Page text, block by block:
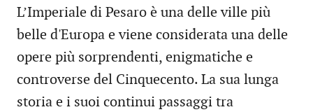
L’Imperiale di Pesaro è una delle ville più
belle d'Europa e viene considerata una delle
opere più sorprendenti, enigmatiche e
controverse del Cinquecento. La sua lunga
storia e i suoi continui passaggi tra